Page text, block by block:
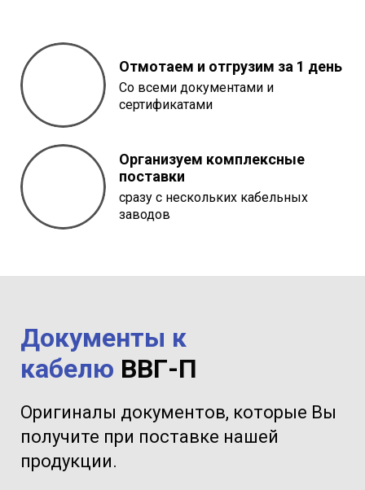
Отмотаем и отгрузим за 1 день
Со всеми документами и
сертификатами
Организуем комплексные
поставки
сразу с нескольких кабельных
заводов
Документы к
кабелю ВВГ-П
Оригиналы документов, которые Вы
получите при поставке нашей
продукции.